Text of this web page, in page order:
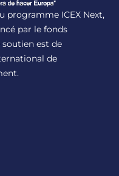
programme ICEX Next,
par le fonds
soutien est de
de